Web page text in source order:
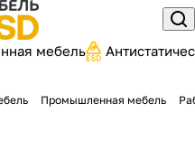
мебель
Промышленная мебель